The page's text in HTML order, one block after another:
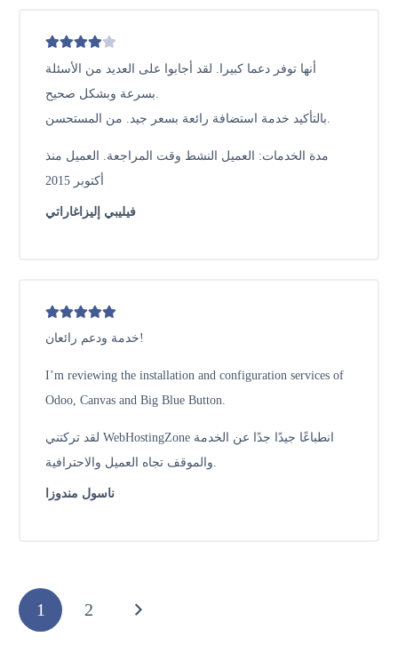
أنها توفر دعما كبيرا. لقد أجابوا على العديد من الأسئلة
مدة الخدمات: العميل النشط وقت المراجعة. العميل منذ
أكتوبر 2015
فيليبي إليزاغاراتي
خدمة ودعم رائعان!
I’m reviewing the installation and configuration services of
Odoo, Canvas and Big Blue Button.
لقد تركتني WebHostingZone انطباعًا جيدًا جدًا عن الخدمة
والموقف تجاه العميل والاحترافية.
ناسول مندوزا
1 2